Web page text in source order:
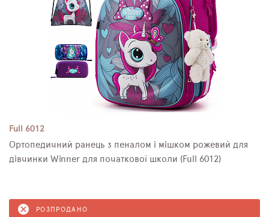
Full 6012
Ортопедичний ранець з пеналом і мішком рожевий для
дівчинки Winner для початкової школи (Full 6012)
РОЗПРОДАНО